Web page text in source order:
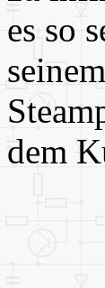
es so
dem